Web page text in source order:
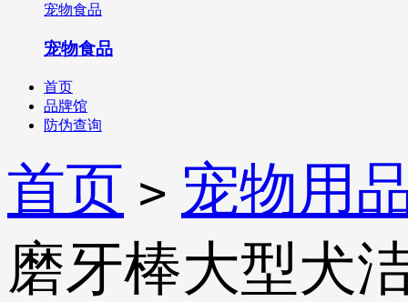
宠物食品
宠物食品
首页
品牌馆
防伪查询
首页 > 宠物用
磨牙棒大型犬